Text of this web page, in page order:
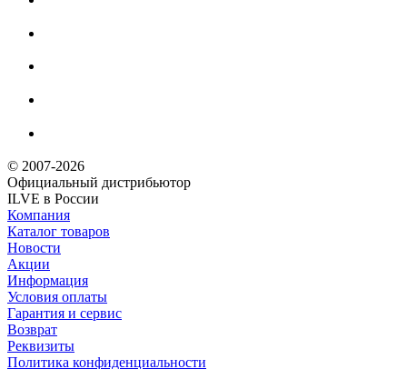
© 2007-2026
Официальный дистрибьютoр
ILVE в России
Компания
Каталог товаров
Новости
Акции
Информация
Условия оплаты
Гарантия и сервис
Возврат
Реквизиты
Политика конфиденциальности